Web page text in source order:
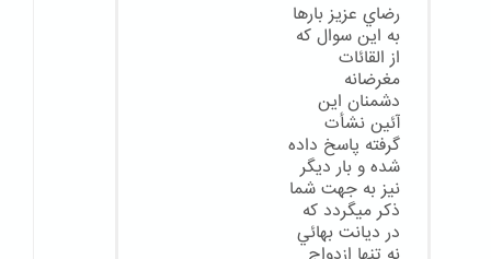
رضاي عزيز بارها
به اين سوال كه
از القائات
مغرضانه
دشمنان اين
آئين نشأت
گرفته پاسخ داده
شده و بار ديگر
نيز به جهت شما
ذكر ميگردد كه
در ديانت بهائي